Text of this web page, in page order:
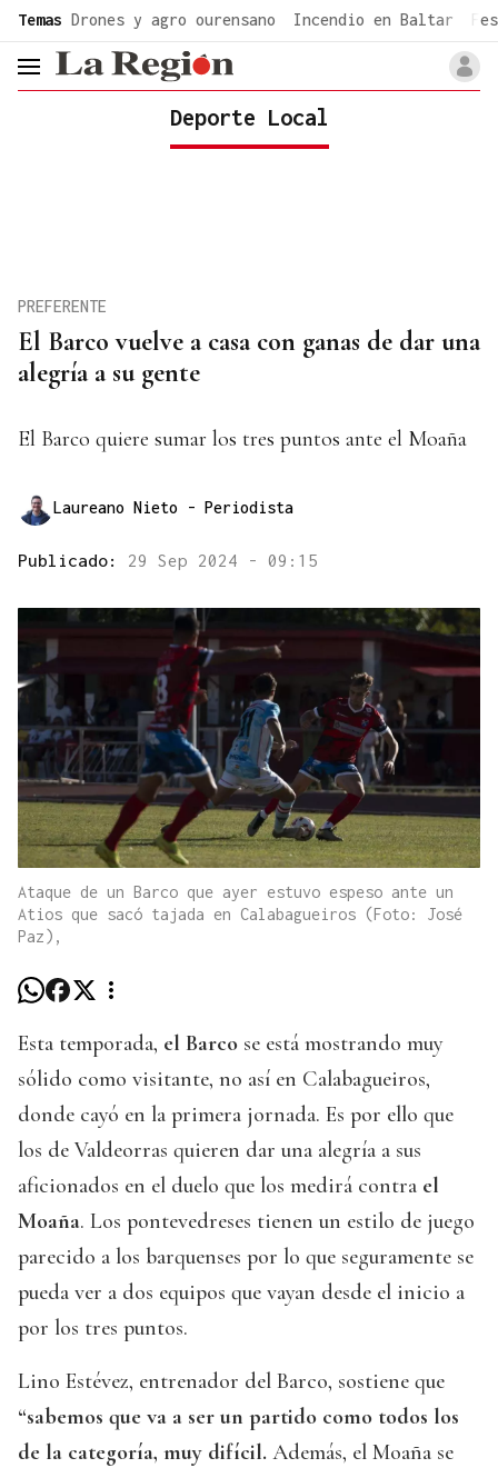
Temas Drones y agro ourensano Incendio en Baltar
header.menu.open
Deporte Local
El Barco vuelve a casa con ganas de dar una
alegría a su gente
PREFERENTE
El Barco quiere sumar los tres puntos ante el Moaña
Laureano Nieto - Periodista
Publicado: 29 Sep 2024 - 09:15
Ataque de un Barco que ayer estuvo espeso ante un
Atios que sacó tajada en Calabagueiros (Foto: José
Paz),
Esta temporada, el Barco se está mostrando muy
sólido como visitante, no así en Calabagueiros,
donde cayó en la primera jornada. Es por ello que
los de Valdeorras quieren dar una alegría a sus
aficionados en el duelo que los medirá contra el
Moaña. Los pontevedreses tienen un estilo de juego
parecido a los barquenses por lo que seguramente se
pueda ver a dos equipos que vayan desde el inicio a
por los tres puntos.
Lino Estévez, entrenador del Barco, sostiene que
“sabemos que va a ser un partido como todos los
de la categoría, muy difícil. Además, el Moaña se